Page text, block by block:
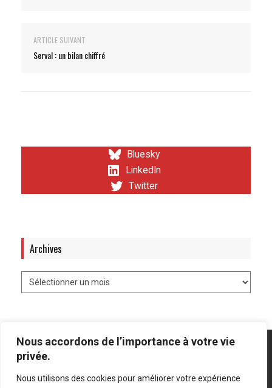
Nous accordons de l’importance à votre vie
privée.
Nous utilisons des cookies pour améliorer votre expérience
ARTICLE SUIVANT
Serval : un bilan chiffré
Bluesky
LinkedIn
Twitter
Archives